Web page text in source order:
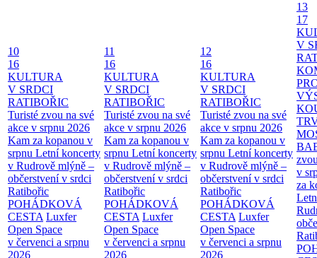
10
16
KULTURA
V SRDCI
RATIBOŘIC
Turisté zvou na své
akce v srpnu 2026
Kam za kopanou v
srpnu Letní koncerty
v Rudrově mlýně –
občerstvení v srdci
Ratibořic
POHÁDKOVÁ
CESTA Luxfer
Open Space
v červenci a srpnu
2026
11
16
KULTURA
V SRDCI
RATIBOŘIC
Turisté zvou na své
akce v srpnu 2026
Kam za kopanou v
srpnu Letní koncerty
v Rudrově mlýně –
občerstvení v srdci
Ratibořic
POHÁDKOVÁ
CESTA Luxfer
Open Space
v červenci a srpnu
2026
12
16
KULTURA
V SRDCI
RATIBOŘIC
Turisté zvou na své
akce v srpnu 2026
Kam za kopanou v
srpnu Letní koncerty
v Rudrově mlýně –
občerstvení v srdci
Ratibořic
POHÁDKOVÁ
CESTA Luxfer
Open Space
v červenci a srpnu
2026
13
17
V
v
za